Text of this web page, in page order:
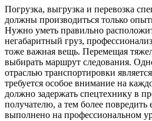
Погрузка, выгрузка и перевозка
должны производиться только
Нужно уметь правильно
негабаритный груз,
тоже важная вещь. Перемещая
выбирать маршрут следования.
отраслью транспортировки
требуется особое внимание на
должно задержать спецтехнику в
получателю, а тем более
выполнено на профессиональном